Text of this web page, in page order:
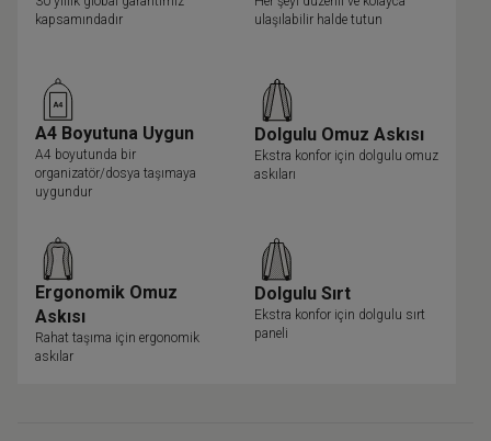
kapsamındadır
ulaşılabilir halde tutun
A4 Boyutuna Uygun
A4 boyutunda bir
organizatör/dosya taşımaya
uygundur
Dolgulu Omuz Askısı
Ekstra konfor için dolgulu omuz
askıları
Ergonomik Omuz
Askısı
Rahat taşıma için ergonomik
askılar
Dolgulu Sırt
Ekstra konfor için dolgulu sırt
paneli